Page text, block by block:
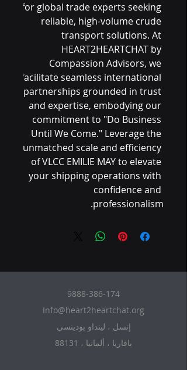
for global trade experts seeking
reliable, high-volume crude
transport solutions. At
HEART2HEARTCHAT by
Compassion Advisors, we
facilitate seamless international
partnerships grounded in trust
and expertise, embodying our
commitment to "Do Business
Until We Come." Leverage the
unmatched scale and efficiency
of VLCC EMILIE MAY to elevate
your shipping operations with
confidence and
professionalism.
9888-386-174
Info@heart2heartchat.org
إنسل ، لينداو بودينسي
88131 ، بافاريا ، ألمانيا